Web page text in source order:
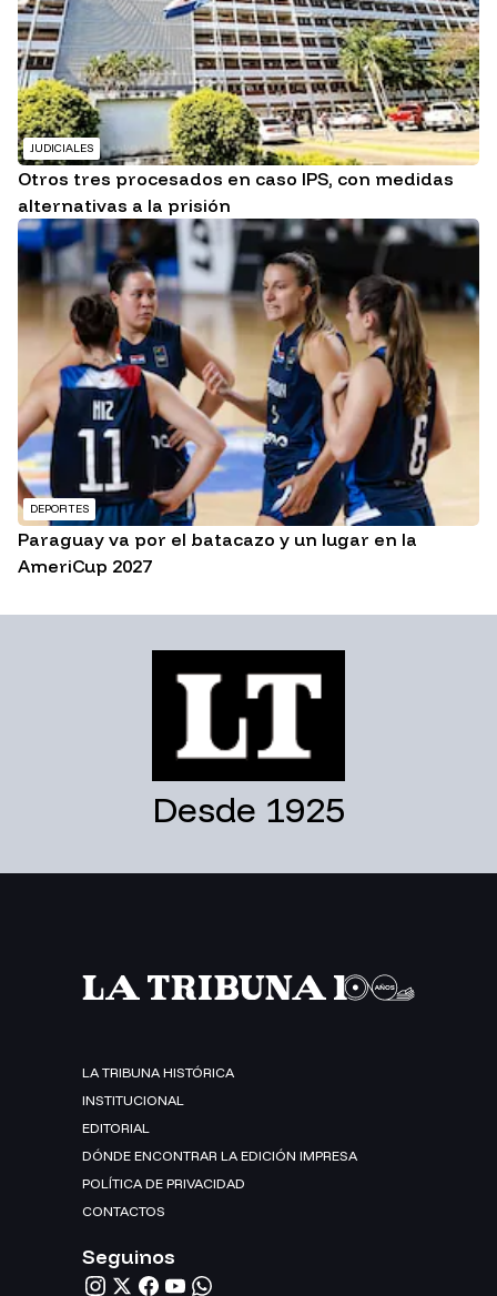
JUDICIALES
Otros tres procesados en caso IPS, con medidas
alternativas a la prisión
DEPORTES
Paraguay va por el batacazo y un lugar en la
AmeriCup 2027
Desde 1925
LA TRIBUNA HISTÓRICA
INSTITUCIONAL
EDITORIAL
DÓNDE ENCONTRAR LA EDICIÓN IMPRESA
POLÍTICA DE PRIVACIDAD
CONTACTOS
Seguinos